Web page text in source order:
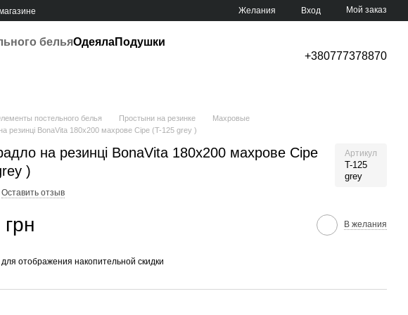
Желания Вход Мой заказ
бельяОдеялаПодушки
+380777378870
постельного белья Простыни на резинке
Махровые
резинці BonaVita 180х200 махрове Сіре (T-125 grey )
на резинці BonaVita 180х200 махрове Сіре
)
Артикул
T-125
grey
Оставить отзыв
В желания
для отображения накопительной скидки